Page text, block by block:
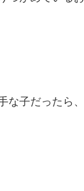
な子だったら